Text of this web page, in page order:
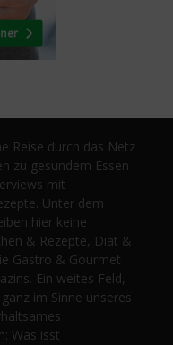
Reise durch das Netz
zu gesundem Essen
mit
Unter dem
hier keine
& Rezepte, Diät &
Gastro & Gourmet
Ein weites Feld,
im Sinne unseres
Was isst